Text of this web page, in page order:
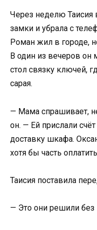
Через неделю Таисия
замки и убрала с
Роман жил в городе,
В один из вечеров он
стол связку ключей,
сарая.
— Мама спрашивает,
он. — Ей прислали
доставку шкафа.
хотя бы часть
Таисия поставила
— Это они решили без